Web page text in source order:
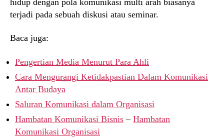
terjadi pada sebuah diskusi atau seminar.
Baca juga:
Pengertian Media Menurut Para Ahli
Cara Mengurangi Ketidakpastian Dalam Komunikasi
Antar Budaya
Saluran Komunikasi dalam Organisasi
Hambatan Komunikasi Bisnis – Hambatan
Komunikasi Organisasi